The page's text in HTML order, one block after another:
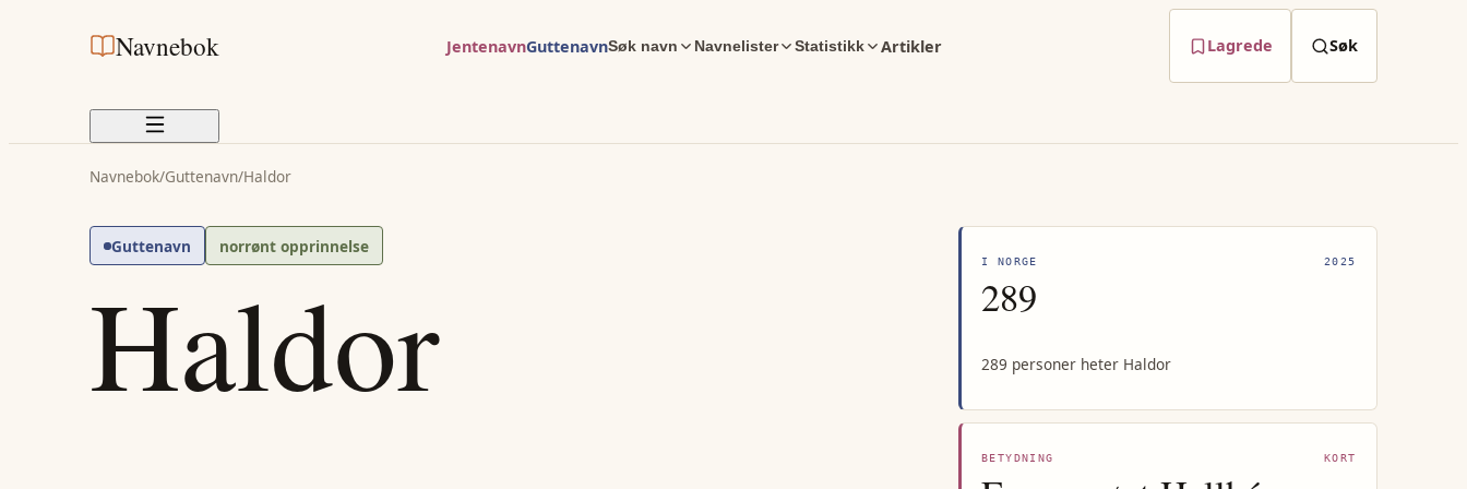
Navnebok JentenavnGuttenavnSøk navn Navnelister Statistikk Artikler Lagrede Søk
Navnebok/Guttenavn/Haldor
Guttenavn norrønt opprinnelse
Haldor I NORGE 2025
289
289 personer heter Haldor
BETYDNING KORT